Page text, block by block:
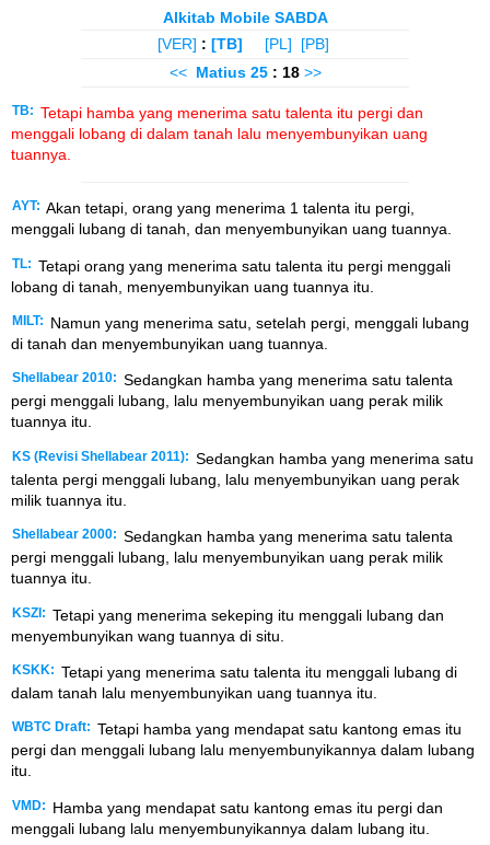
Alkitab Mobile SABDA
[VER] : [TB] [PL]
[PB]
<< Matius 25 : 18 >>
TB: Tetapi hamba yang menerima satu talenta itu pergi dan
menggali lobang di dalam tanah lalu menyembunyikan uang
tuannya.
AYT: Akan tetapi, orang yang menerima 1 talenta itu pergi,
menggali lubang di tanah, dan menyembunyikan uang tuannya.
TL: Tetapi orang yang menerima satu talenta itu pergi menggali
lobang di tanah, menyembunyikan uang tuannya itu.
MILT:
Namun yang menerima satu, setelah pergi, menggali lubang
di tanah dan menyembunyikan uang tuannya.
Shellabear 2010: Sedangkan hamba yang menerima satu talenta
pergi menggali lubang, lalu menyembunyikan uang perak milik
tuannya itu.
KS (Revisi Shellabear 2011): Sedangkan hamba yang menerima satu
talenta pergi menggali lubang, lalu menyembunyikan uang perak
milik tuannya itu.
Shellabear 2000: Sedangkan hamba yang menerima satu talenta
pergi menggali lubang, lalu menyembunyikan uang perak milik
tuannya itu.
KSZI: Tetapi yang menerima sekeping itu menggali lubang dan
menyembunyikan wang tuannya di situ.
KSKK: Tetapi yang menerima satu talenta itu menggali lubang di
dalam tanah lalu menyembunyikan uang tuannya itu.
WBTC Draft: Tetapi hamba yang mendapat satu kantong emas itu
pergi dan menggali lubang lalu menyembunyikannya dalam lubang
itu.
VMD:
Hamba yang mendapat satu kantong emas itu pergi dan
menggali lubang lalu menyembunyikannya dalam lubang itu.